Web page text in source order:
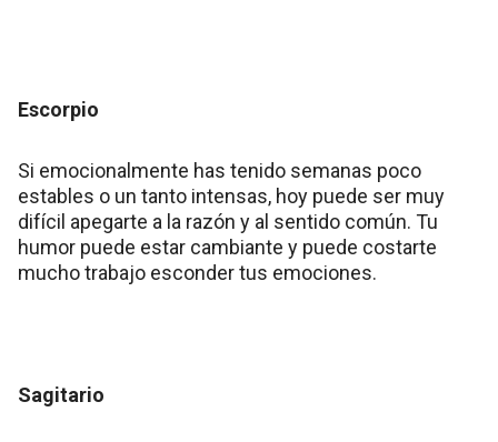
Escorpio
Si emocionalmente has tenido semanas poco
estables o un tanto intensas, hoy puede ser muy
difícil apegarte a la razón y al sentido común. Tu
humor puede estar cambiante y puede costarte
mucho trabajo esconder tus emociones.
Sagitario